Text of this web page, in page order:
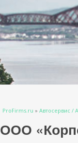
Вы здесь
ProFirms.ru » Автосервис /
ООО